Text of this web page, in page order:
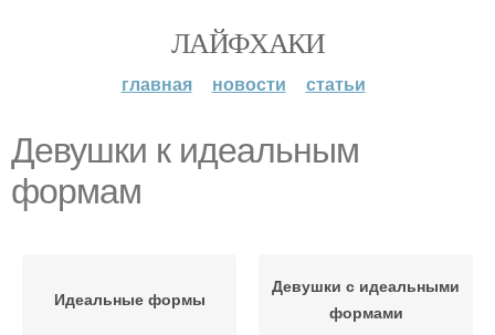
ЛАЙФХАКИ
главная новости статьи
Девушки к идеальным
формам
Идеальные формы
Девушки с идеальными
формами